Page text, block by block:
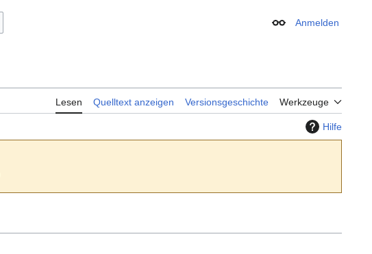
Erscheinungsbild
Anmelden
Lesen Quelltext anzeigen Versionsgeschichte Werkzeuge
Hilfe